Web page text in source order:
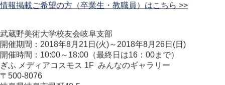
情報掲載ご希望の方（卒業生・教職員）はこちら >>
武蔵野美術大学校友会岐阜支部
開催期間：2018年8月21日(火)～2018年8月26日(日)
開催時間：10:00～18:00（最終日は16：00まで）
ぎふ メディアコスモス 1F みんなのギャラリー
〒500-8076